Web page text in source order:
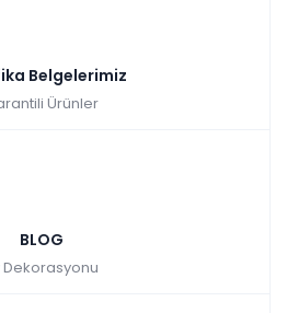
Belgelerimiz
Ürünler
BLOG
Dekorasyonu